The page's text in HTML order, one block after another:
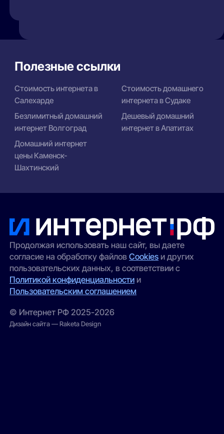
Полезные ссылки
Стоимость интернета в
Салехарде
Стоимость домашнего
интернета в Судаке
Безлимитный домашний
интернет Волгоград
Дешевый домашний
интернет в Апатитах
Домашний интернет
цены Каменск-
Шахтинский
Продолжая использовать наш сайт, вы даете
согласие на обработку файловCookies и других
пользовательских данных, в соответствии с
Политикой конфиденциальности и
Пользовательским соглашением
© Интернет РФ 2025-2026
Дизайн сайта — Raketa Design